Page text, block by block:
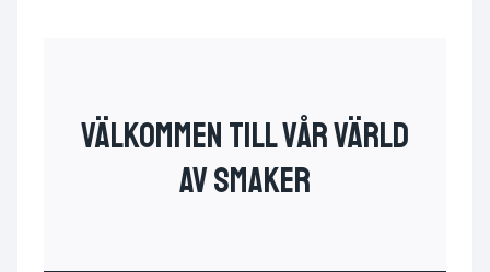
välkommen till vår värld
av smaker